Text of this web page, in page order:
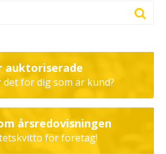
auktoriserade
det för dig som är kund?
årsredovisningen
för företag!